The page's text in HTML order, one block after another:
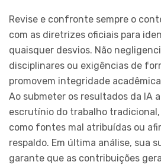
Revise e confronte sempre o
com as diretrizes oficiais para
quaisquer desvios. Não
disciplinares ou exigências de
promovem integridade
Ao submeter os resultados da IA
escrutínio do trabalho
como fontes mal atribuídas ou
respaldo. Em última análise, sua
garante que as contribuições